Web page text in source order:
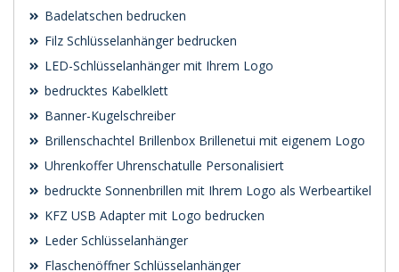
Badelatschen bedrucken
Filz Schlüsselanhänger bedrucken
LED-Schlüsselanhänger mit Ihrem Logo
bedrucktes Kabelklett
Banner-Kugelschreiber
Brillenschachtel Brillenbox Brillenetui mit eigenem Logo
Uhrenkoffer Uhrenschatulle Personalisiert
bedruckte Sonnenbrillen mit Ihrem Logo als Werbeartikel
KFZ USB Adapter mit Logo bedrucken
Leder Schlüsselanhänger
Flaschenöffner Schlüsselanhänger